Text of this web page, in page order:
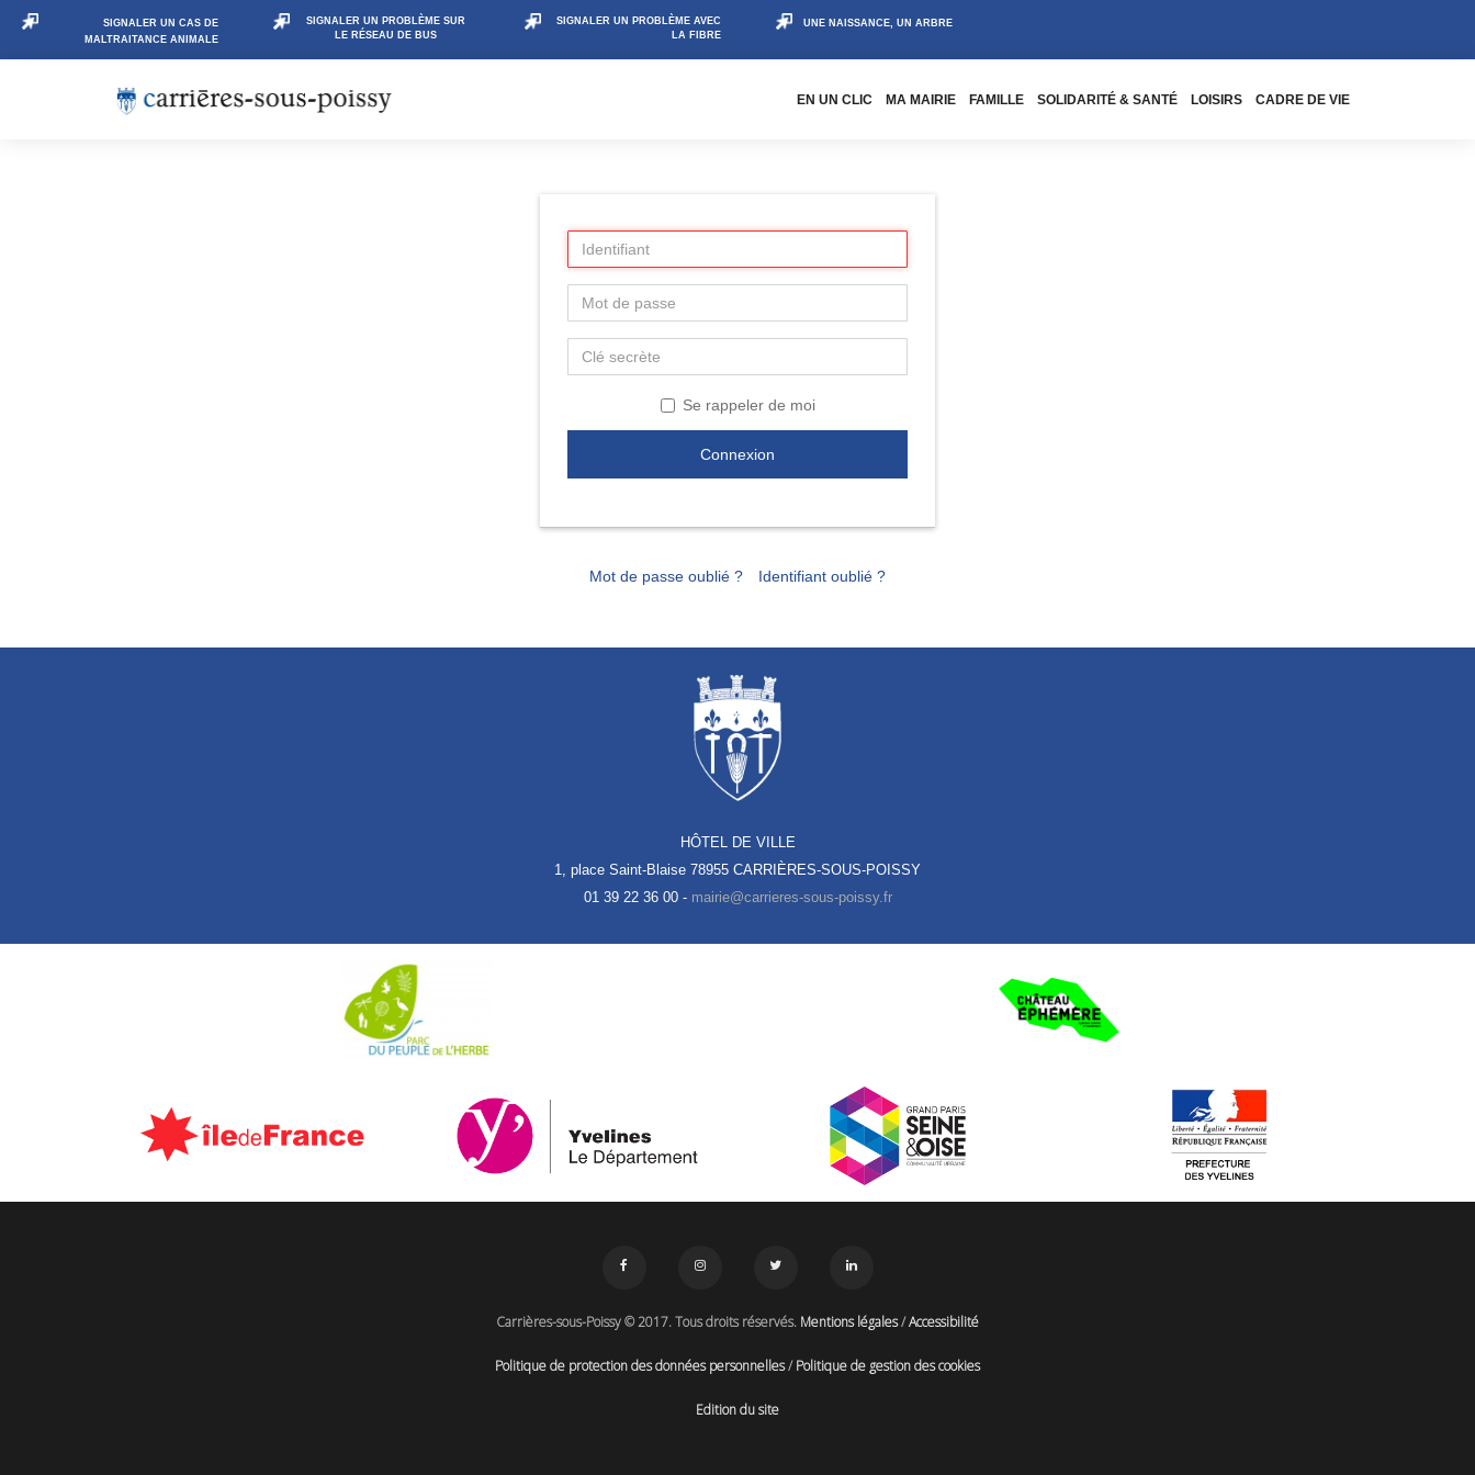
SIGNALER UN CAS DE
MALTRAITANCE ANIMALE
SIGNALER UN PROBLÈME SUR
LE RÉSEAU DE BUS
SIGNALER UN PROBLÈME AVEC
LA FIBRE
UNE NAISSANCE, UN ARBRE
EN UN CLIC MA MAIRIE FAMILLE SOLIDARITÉ & SANTÉ LOISIRS CADRE DE VIE
Se rappeler de moi
Connexion
Mot de passe oublié ? Identifiant oublié ?
HÔTEL DE VILLE
1, place Saint-Blaise 78955 CARRIÈRES-SOUS-POISSY
01 39 22 36 00 -
Carrières-sous-Poissy © 2017. Tous droits réservés. Mentions légales/Accessibilité
Politique de protection des données personnelles/Politique de gestion des cookies
Edition du site